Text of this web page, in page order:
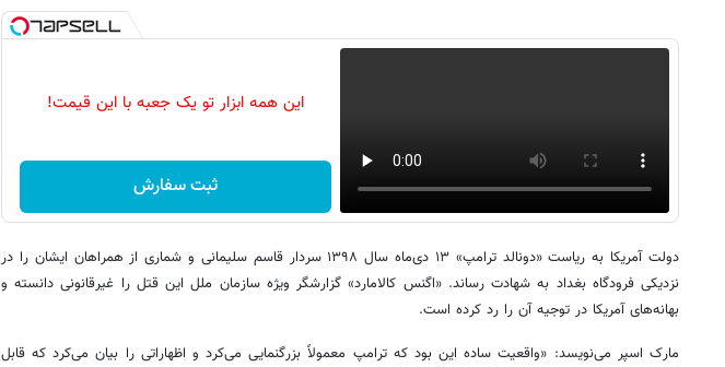
این همه ابزار تو یک جعبه با این قیمت!
ثبت سفارش
دولت آمریکا به ریاست «دونالد ترامپ» ۱۳ دی‌ماه سال ۱۳۹۸ سردار قاسم سلیمانی و شماری از همراهان ایشان را در
نزدیکی فرودگاه بغداد به شهادت رساند. «اگنس کالامارد» گزارشگر ویژه سازمان ملل این قتل را غیرقانونی دانسته و
بهانه‌های آمریکا در توجیه آن را رد کرده است.
مارک اسپر می‌نویسد: «واقعیت ساده این بود که ترامپ معمولاً بزرگنمایی می‌کرد و اظهاراتی را بیان می‌کرد که قابل